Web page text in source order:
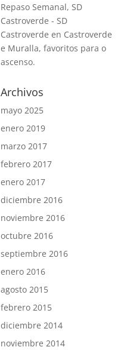
Repaso Semanal, SD
Castroverde - SD
Castroverde en Castroverde
e Muralla, favoritos para o
ascenso.
Archivos
mayo 2025
enero 2019
marzo 2017
febrero 2017
enero 2017
diciembre 2016
noviembre 2016
octubre 2016
septiembre 2016
enero 2016
agosto 2015
febrero 2015
diciembre 2014
noviembre 2014